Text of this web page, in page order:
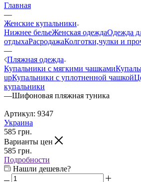
Главная
—
Женские купальники
Нижнее бельеЖенская одеждаОдежда
отдыхаРасродажаКолготки,чулки и
—
Пляжная одежда
Купальники с мягкими чашками
upКупальники с уплотненной чашкой
купальники
—Шифоновая пляжная туника
Артикул: 9347
Украина
585 грн.
Варианты цен
585 грн.
Подробности
Нашли дешевле?